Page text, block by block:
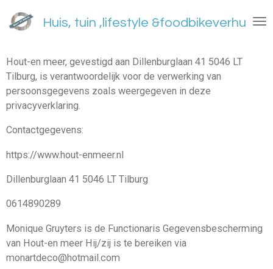
Ga
direct
de
hoofdinhoud
Huis, tuin ,lifestyle &foodbikeverhuur
Hout-en meer, gevestigd aan Dillenburglaan 41 5046 LT
Tilburg, is verantwoordelijk voor de verwerking van
persoonsgegevens zoals weergegeven in deze
privacyverklaring.
Contactgegevens:
https://www.hout-enmeer.nl
Dillenburglaan 41 5046 LT Tilburg
0614890289
Monique Gruyters is de Functionaris Gegevensbescherming
van Hout-en meer Hij/zij is te bereiken via
monartdeco@hotmail.com